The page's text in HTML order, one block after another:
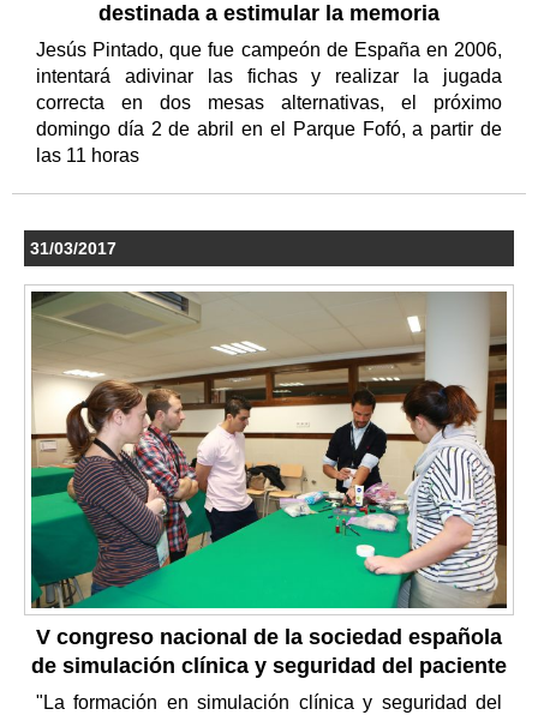
destinada a estimular la memoria
Jesús Pintado, que fue campeón de España en 2006,
intentará adivinar las fichas y realizar la jugada
correcta en dos mesas alternativas, el próximo
domingo día 2 de abril en el Parque Fofó, a partir de
las 11 horas
31/03/2017
V congreso nacional de la sociedad española
de simulación clínica y seguridad del paciente
"La formación en simulación clínica y seguridad del